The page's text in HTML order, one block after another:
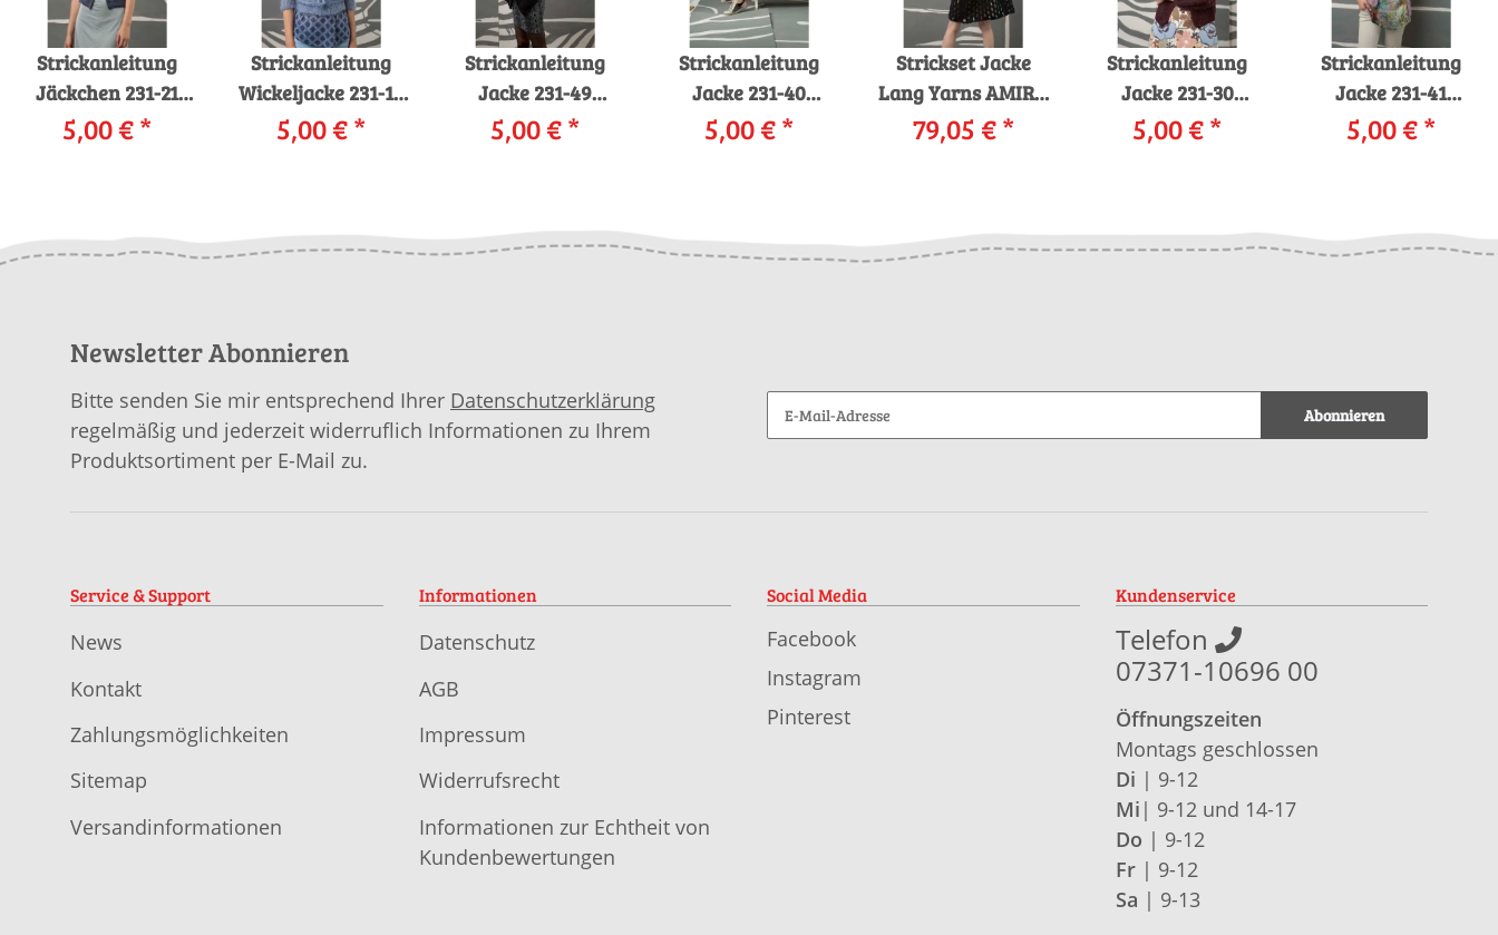
Strickanleitung
Jäckchen 231-21
LANGYARNS
STELLINA
5,00 €*
Strickanleitung
Wickeljacke 231-16
LANGYARNS CARA
als download
5,00 €*
Strickanleitung
Jacke 231-49
LANGYARNS FILO /
MOHAIR LUXE als
5,00 €*
Strickanleitung
Jacke 231-40
LANGYARNS CARA
als download
5,00 €*
Strickset Jacke
Lang Yarns AMIRA
mit Anleitung in
garnwelt-Box
79,05 €*
Strickanleitung
Jacke 231-30
LANGYARNS
GAMME / MOHAIR
5,00 €*
Strickanleitung
Jacke 231-41
LANGYARNS CARA
als download
5,00 €*
Newsletter Abonnieren
Bitte senden Sie mir entsprechend Ihrer Datenschutzerklärung
regelmäßig und jederzeit widerruflich Informationen zu Ihrem
Produktsortiment per E-Mail zu.
Abonnieren
Service & Support
News
Kontakt
Zahlungsmöglichkeiten
Sitemap
Versandinformationen
Informationen
Datenschutz
AGB
Impressum
Widerrufsrecht
Informationen zur Echtheit von
Kundenbewertungen
Social Media
Facebook
Instagram
Pinterest
Kundenservice
Telefon
07371-10696 00
Öffnungszeiten
Montags geschlossen
Di | 9-12
Mi | 9-12 und 14-17
Do | 9-12
Fr| 9-12
Sa | 9-13